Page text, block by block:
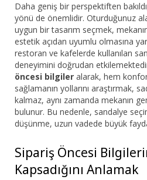
Daha geniş bir perspektiften
yönü de önemlidir. Oturduğunuz
uygun bir tasarım seçmek,
estetik açıdan uyumlu olmasına
restoran ve kafelerde kullanılan
deneyimini doğrudan
öncesi bilgiler alarak, hem
sağlamanın yollarını araştırmak,
kalmaz, aynı zamanda mekanın
bulunur. Bu nedenle, sandalye
düşünme, uzun vadede büyük
Sipariş Öncesi
Kapsadığını Anlamak